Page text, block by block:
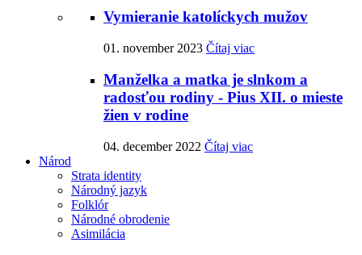
Vymieranie katolíckych mužov
01. november 2023 Čítaj viac
Manželka a matka je slnkom a
radosťou rodiny - Pius XII. o mieste
žien v rodine
04. december 2022 Čítaj viac
Národ
Strata identity
Národný jazyk
Folklór
Národné obrodenie
Asimilácia